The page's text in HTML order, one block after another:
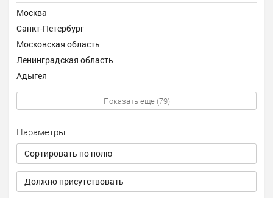
Москва
Санкт-Петербург
Московская область
Ленинградская область
Адыгея
Показать ещё (79)
Параметры
Сортировать по полю
Должно присутствовать